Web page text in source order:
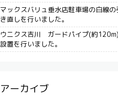
マックスバリュ垂水店駐車場の白線の
き直しを行いました。
ウニクス吉川 ガードパイプ(約
設置を行いました。
アーカイブ